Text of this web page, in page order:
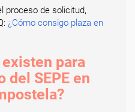
proceso de solicitud,
¿Cómo consigo plaza en
para
del SEPE en